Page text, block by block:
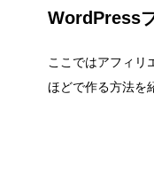
WordPress
ここではアフィリ
ほどで作る方法を